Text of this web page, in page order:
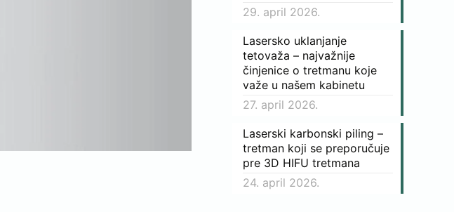
29. april 2026.
Lasersko uklanjanje
tetovaža – najvažnije
činjenice o tretmanu koje
važe u našem kabinetu
27. april 2026.
Laserski karbonski piling –
tretman koji se preporučuje
pre 3D HIFU tretmana
24. april 2026.